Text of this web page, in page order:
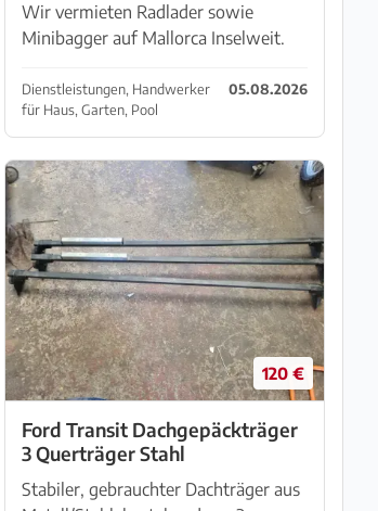
Wir vermieten Radlader sowie
Minibagger auf Mallorca Inselweit.
Betriebsstunde 25,-€ inkl.
Vollversicherung Kraftstoff ist extra
zu vergüten Voll Voll Anlieferung
wir...
Dienstleistungen, Handwerker
für Haus, Garten, Pool
05.08.2026
120 €
Ford Transit Dachgepäckträger
3 Querträger Stahl
Stabiler, gebrauchter Dachträger aus